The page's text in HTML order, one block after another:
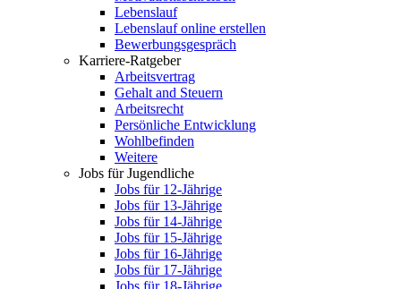
Lebenslauf
Lebenslauf online erstellen
Bewerbungsgespräch
Karriere-Ratgeber
Arbeitsvertrag
Gehalt and Steuern
Arbeitsrecht
Persönliche Entwicklung
Wohlbefinden
Weitere
Jobs für Jugendliche
Jobs für 12-Jährige
Jobs für 13-Jährige
Jobs für 14-Jährige
Jobs für 15-Jährige
Jobs für 16-Jährige
Jobs für 17-Jährige
Jobs für 18-Jährige